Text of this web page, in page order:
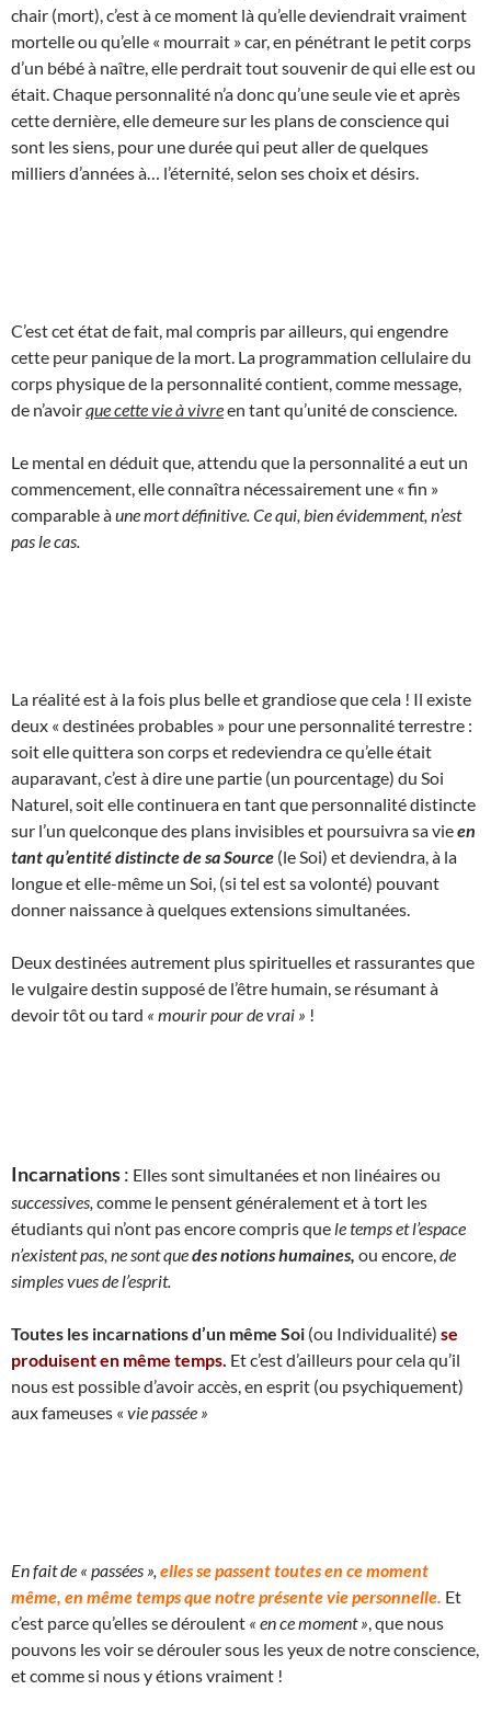
chair (mort), c’est à ce moment là qu’elle deviendrait vraiment
mortelle ou qu’elle « mourrait » car, en pénétrant le petit corps
d’un bébé à naître, elle perdrait tout souvenir de qui elle est ou
était. Chaque personnalité n’a donc qu’une seule vie et après
cette dernière, elle demeure sur les plans de conscience qui
sont les siens, pour une durée qui peut aller de quelques
milliers d’années à… l’éternité, selon ses choix et désirs.
C’est cet état de fait, mal compris par ailleurs, qui engendre
cette peur panique de la mort. La programmation cellulaire du
corps physique de la personnalité contient, comme message,
de n’avoirque cette vie à vivreen tant qu’unité de conscience.
Le mental en déduit que, attendu que la personnalité a eut un
commencement, elle connaîtra nécessairement une « fin »
comparable àune mort définitive. Ce qui, bien évidemment, n’est
pas le cas.
La réalité est à la fois plus belle et grandiose que cela ! Il existe
deux « destinées probables » pour une personnalité terrestre :
soit elle quittera son corps et redeviendra ce qu’elle était
auparavant, c’est à dire une partie (un pourcentage) du Soi
Naturel, soit elle continuera en tant que personnalité distincte
sur l’un quelconque des plans invisibles et poursuivra sa vieen
tant qu’entité distincte de sa Source (le Soi) et deviendra, à la
longue et elle-même un Soi, (si tel est sa volonté) pouvant
donner naissance à quelques extensions simultanées.
Deux destinées autrement plus spirituelles et rassurantes que
le vulgaire destin supposé de l’être humain, se résumant à
devoir tôt ou tard « mourir pour de vrai » !
Incarnations: Elles sont simultanées et non linéaires ou
successives, comme le pensent généralement et à tort les
étudiants qui n’ont pas encore compris que le temps et l’espace
n’existent pas, ne sont quedes notions humaines, ou encore, de
simples vues de l’esprit.
Toutes les incarnations d’un même Soi (ou Individualité) se
produisent en même temps. Et c’est d’ailleurs pour cela qu’il
nous est possible d’avoir accès, en esprit (ou psychiquement)
aux fameuses « vie passée »
En fait de « passées », elles se passent toutes en ce moment
même, en même temps que notre présente vie personnelle. Et
c’est parce qu’elles se déroulent « en ce moment » , que nous
pouvons les voir se dérouler sous les yeux de notre conscience,
et comme si nous y étions vraiment !